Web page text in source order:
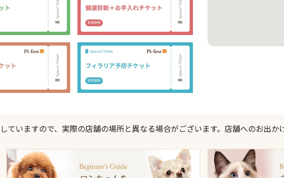
ていますので、実際の店舗の場所と異なる場合がございます。店舗へのお出か